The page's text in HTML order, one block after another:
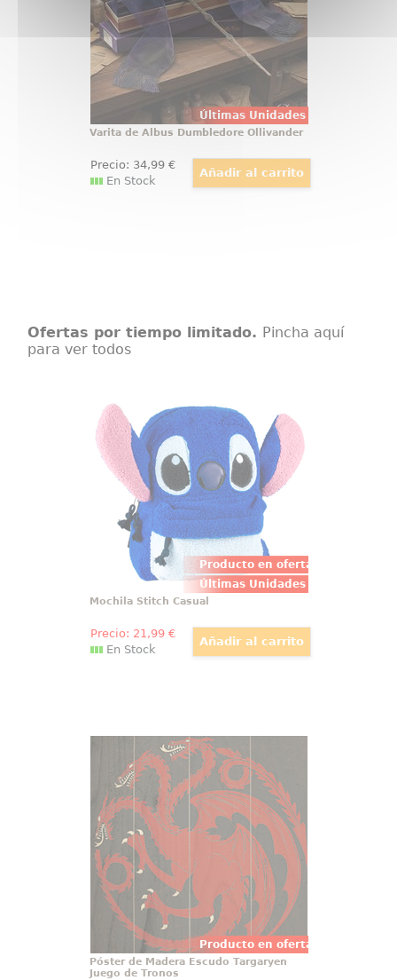
Últimas Unidades
Harry Potter reúne elegancia,
simbolismo y acabado de
colección
Varita de Albus Dumbledore Ollivander
Precio: 34,99€
En Stock
Ofertas por tiempo limitado. Pincha aquí
para ver todos
Producto en oferta
Últimas Unidades
Stitch de Disney basado en los
personajes de Lilo y Stitch.
Perfecto para pasar un día mágico
con un toque travieso.
Mochila Stitch Casual
Precio: 21 ,99€
En Stock
Producto en oferta
Póster de Madera Escudo Targaryen
Juego de Tronos
Precioso Póster realizado en
madera del torso del escudo de la
familia Targaryen, el Póster tiene
un tamaño aproximado de 40 x 60
cm., decora tu espacio preferido
con un toque retro.
Póster de Madera Escudo Targaryen
Juego de Tronos